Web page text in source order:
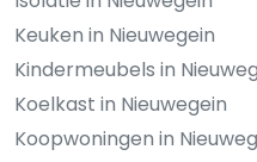
Keuken in Nieuwegein
Kindermeubels in
Koelkast in Nieuwegein
Koopwoningen in